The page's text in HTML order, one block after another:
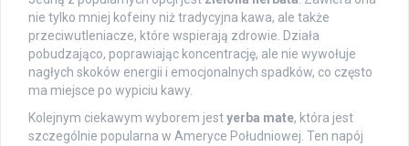
nie tylko mniej kofeiny niż tradycyjna kawa, ale także
przeciwutleniacze, które wspierają zdrowie. Działa
pobudzająco, poprawiając koncentrację, ale nie wywołuje
nagłych skoków energii i emocjonalnych spadków, co często
ma miejsce po wypiciu kawy.
Kolejnym ciekawym wyborem jestyerba mate, która jest
szczególnie popularna w Ameryce Południowej. Ten napój